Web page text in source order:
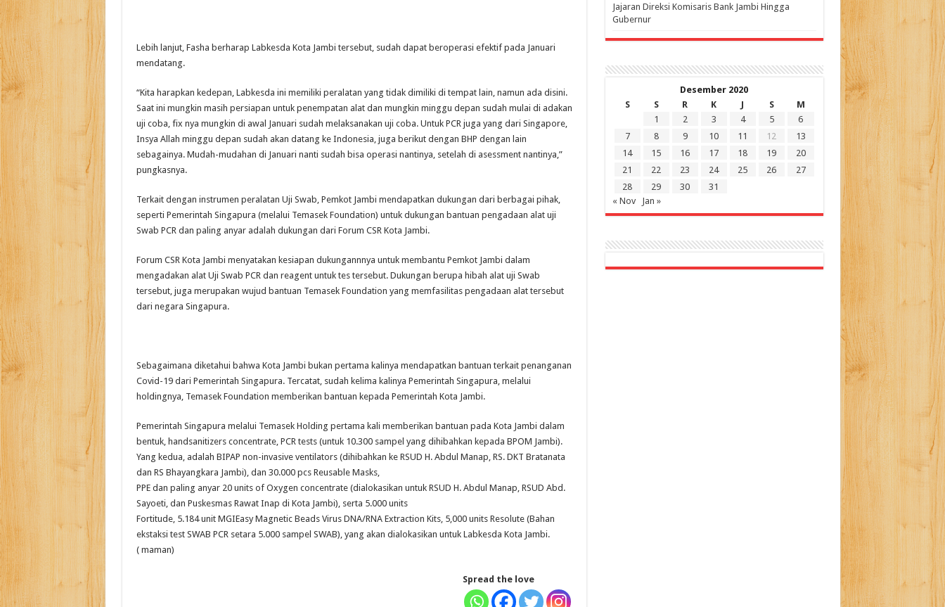
Lebih lanjut, Fasha berharap Labkesda Kota Jambi tersebut, sudah dapat beroperasi efektif pada Januari
mendatang.
“Kita harapkan kedepan, Labkesda ini memiliki peralatan yang tidak dimiliki di tempat lain, namun ada disini.
Saat ini mungkin masih persiapan untuk penempatan alat dan mungkin minggu depan sudah mulai di adakan
uji coba, fix nya mungkin di awal Januari sudah melaksanakan uji coba. Untuk PCR juga yang dari Singapore,
Insya Allah minggu depan sudah akan datang ke Indonesia, juga berikut dengan BHP dengan lain
sebagainya. Mudah-mudahan di Januari nanti sudah bisa operasi nantinya, setelah di asessment nantinya,”
pungkasnya.
Terkait dengan instrumen peralatan Uji Swab, Pemkot Jambi mendapatkan dukungan dari berbagai pihak,
seperti Pemerintah Singapura (melalui Temasek Foundation) untuk dukungan bantuan pengadaan alat uji
Swab PCR dan paling anyar adalah dukungan dari Forum CSR Kota Jambi.
Forum CSR Kota Jambi menyatakan kesiapan dukungannnya untuk membantu Pemkot Jambi dalam
mengadakan alat Uji Swab PCR dan reagent untuk tes tersebut. Dukungan berupa hibah alat uji Swab
tersebut, juga merupakan wujud bantuan Temasek Foundation yang memfasilitas pengadaan alat tersebut
dari negara Singapura.
Sebagaimana diketahui bahwa Kota Jambi bukan pertama kalinya mendapatkan bantuan terkait penanganan
Covid-19 dari Pemerintah Singapura. Tercatat, sudah kelima kalinya Pemerintah Singapura, melalui
holdingnya, Temasek Foundation memberikan bantuan kepada Pemerintah Kota Jambi.
Pemerintah Singapura melalui Temasek Holding pertama kali memberikan bantuan pada Kota Jambi dalam
bentuk, handsanitizers concentrate, PCR tests (untuk 10.300 sampel yang dihibahkan kepada BPOM Jambi).
Yang kedua, adalah BIPAP non-invasive ventilators (dihibahkan ke RSUD H. Abdul Manap, RS. DKT Bratanata
dan RS Bhayangkara Jambi), dan 30.000 pcs Reusable Masks,
PPE dan paling anyar 20 units of Oxygen concentrate (dialokasikan untuk RSUD H. Abdul Manap, RSUD Abd.
Sayoeti, dan Puskesmas Rawat Inap di Kota Jambi), serta 5.000 units
Fortitude, 5.184 unit MGIEasy Magnetic Beads Virus DNA/RNA Extraction Kits, 5,000 units Resolute (Bahan
ekstaksi test SWAB PCR setara 5.000 sampel SWAB), yang akan dialokasikan untuk Labkesda Kota Jambi.
( maman)
Spread the love
Jajaran Direksi Komisaris Bank Jambi Hingga
Gubernur ‎
Desember 2020
S
S R K J S
M
1
2 3 4 5
6
7
8 9 10 11 12
13
14
15 16 17 18 19
20
21
22 23 24 25 26
27
28
29 30
31
« Nov
Jan »